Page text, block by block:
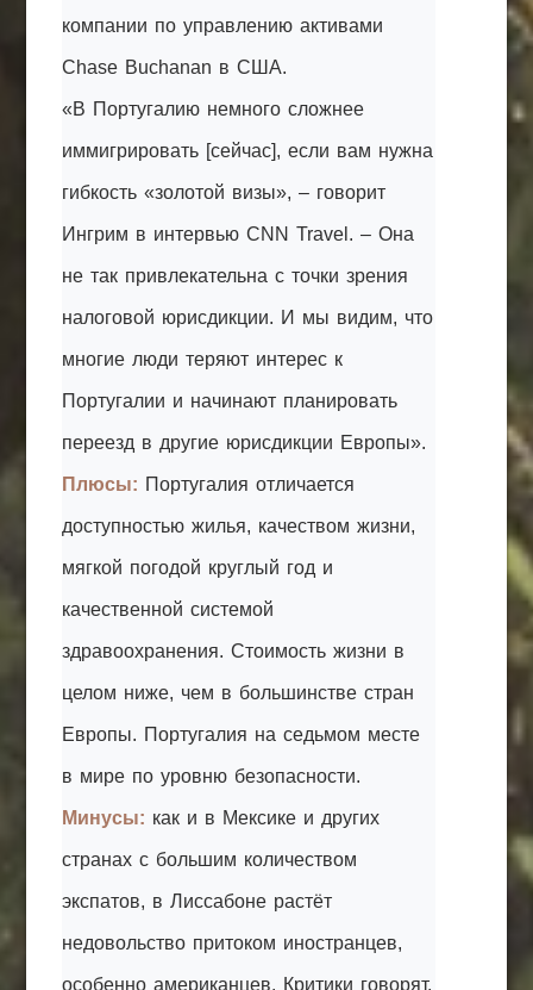
компании по управлению активами
Chase Buchanan в США.
«В Португалию немного сложнее
иммигрировать [сейчас], если вам нужна
гибкость «золотой визы», – говорит
Ингрим в интервью CNN Travel. – Она
не так привлекательна с точки зрения
налоговой юрисдикции. И мы видим, что
многие люди теряют интерес к
Португалии и начинают планировать
переезд в другие юрисдикции Европы».
Плюсы: Португалия отличается
доступностью жилья, качеством жизни,
мягкой погодой круглый год и
качественной системой
здравоохранения. Стоимость жизни в
целом ниже, чем в большинстве стран
Европы. Португалия на седьмом месте
в мире по уровню безопасности.
Минусы: как и в Мексике и других
странах с большим количеством
экспатов, в Лиссабоне растёт
недовольство притоком иностранцев,
особенно американцев. Критики говорят,